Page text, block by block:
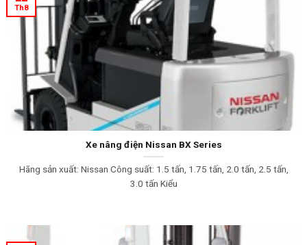
Xe nâng điện Nissan BX Series
Hãng sản xuất: Nissan Công suất: 1.5 tấn, 1.75 tấn, 2.0 tấn, 2.5 tấn,
3.0 tấn Kiểu
Th8